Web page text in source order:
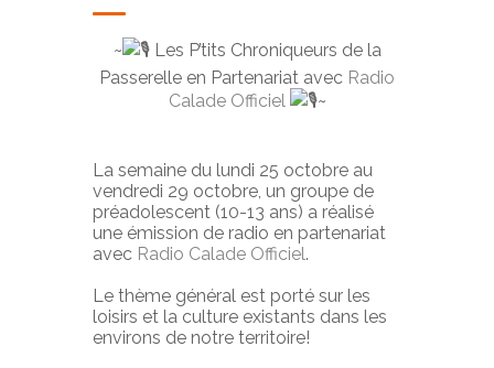
~
Les P’tits Chroniqueurs de la
Passerelle en Partenariat avec Radio
Calade Officiel
~
La semaine du lundi 25 octobre au
vendredi 29 octobre, un groupe de
préadolescent (10-13 ans) a réalisé
une émission de radio en partenariat
avec Radio Calade Officiel.
Le thème général est porté sur les
loisirs et la culture existants dans les
environs de notre territoire!